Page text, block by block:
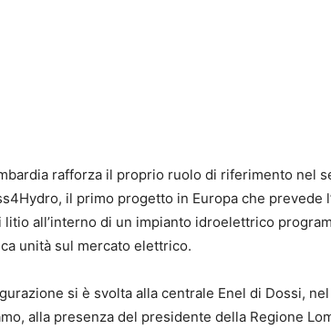
rafforza il proprio ruolo di riferimento nel
il primo progetto in Europa che prevede
litio all’interno di un impianto idroelettrico
unità sul mercato elettrico.
si è svolta alla centrale Enel di Dossi,
alla presenza del presidente della Regione